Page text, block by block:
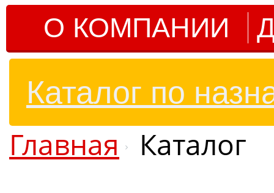
О КОМПАНИИ
Каталог по
Главная Каталог